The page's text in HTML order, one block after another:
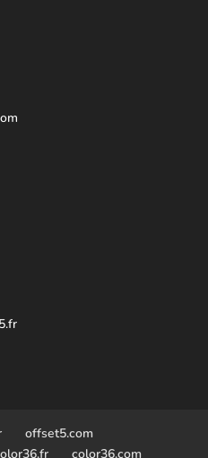
offset5.com
color36.com